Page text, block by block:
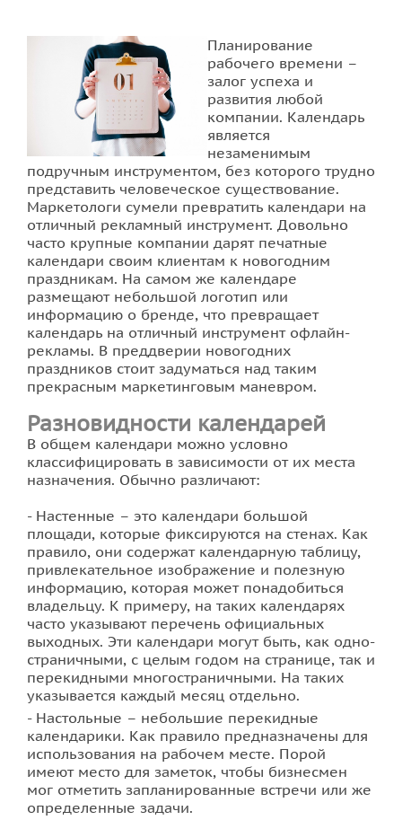
Печать наклеек
Печать на ткани
Печать визиток
Стенды для школы
Печать буклетов
Печать на пленке
Печать флаеров
Печать календарей
Печать билетов во Львове
Фотопечать на плитке
Планирование
рабочего времени –
залог успеха и
развития любой
компании. Календарь
является
незаменимым
подручным инструментом, без которого трудно
представить человеческое существование.
Маркетологи сумели превратить календари на
отличный рекламный инструмент. Довольно
часто крупные компании дарят печатные
календари своим клиентам к новогодним
праздникам. На самом же календаре
размещают небольшой логотип или
информацию о бренде, что превращает
календарь на отличный инструмент офлайн-
рекламы. В преддверии новогодних
праздников стоит задуматься над таким
прекрасным маркетинговым маневром.
Разновидности календарей
В общем календари можно условно
классифицировать в зависимости от их места
назначения. Обычно различают:
Настенные – это календари большой
площади, которые фиксируются на стенах. Как
правило, они содержат календарную таблицу,
привлекательное изображение и полезную
информацию, которая может понадобиться
владельцу. К примеру, на таких календарях
часто указывают перечень официальных
выходных. Эти календари могут быть, как одно-
страничными, с целым годом на странице, так и
перекидными многостраничными. На таких
указывается каждый месяц отдельно.
Настольные – небольшие перекидные
календарики. Как правило предназначены для
использования на рабочем месте. Порой
имеют место для заметок, чтобы бизнесмен
мог отметить запланированные встречи или же
определенные задачи.